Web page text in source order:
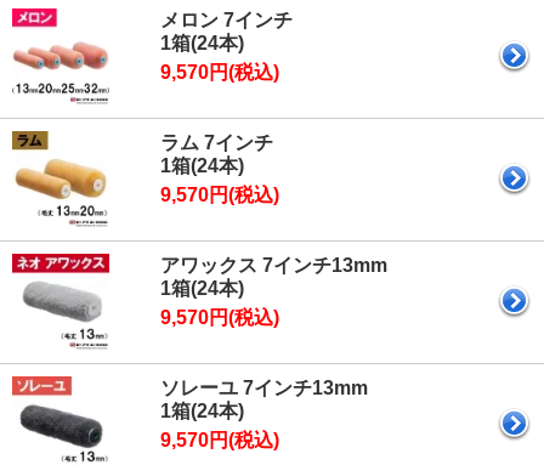
メロン 7インチ
1箱(24本)
9,570円(税込)
ラム 7インチ
1箱(24本)
9,570円(税込)
アワックス 7インチ13mm
1箱(24本)
9,570円(税込)
ソレーユ 7インチ13mm
1箱(24本)
9,570円(税込)